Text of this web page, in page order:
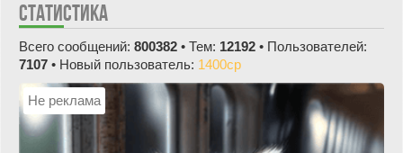
СТАТИСТИКА
Всего сообщений: 800382 • Тем: 12192 • Пользователей:
7107 • Новый пользователь: 1400cp
Не реклама